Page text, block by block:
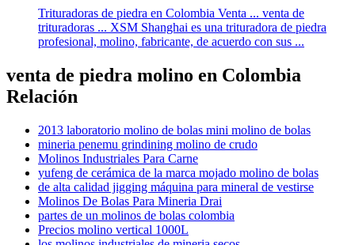
Trituradoras de piedra en Colombia Venta ... venta de
trituradoras ... XSM Shanghai es una trituradora de piedra
profesional, molino, fabricante, de acuerdo con sus ...
venta de piedra molino en Colombia
Relación
2013 laboratorio molino de bolas mini molino de bolas
mineria penemu grindining molino de crudo
Molinos Industriales Para Carne
yufeng de cerámica de la marca mojado molino de bolas
de alta calidad jigging máquina para mineral de vestirse
Molinos De Bolas Para Mineria Drai
partes de un molinos de bolas colombia
Precios molino vertical 1000L